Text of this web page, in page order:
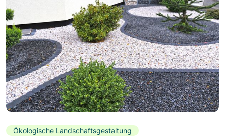
Ökologische Landschaftsgestaltung